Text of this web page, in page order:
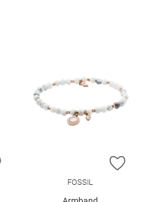
ZUR WUNSCHLISTE HINZUFÜGEN
ZUR
FOSSIL